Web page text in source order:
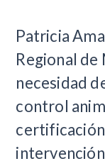
Patricia
Regional de
necesidad
control
certificación